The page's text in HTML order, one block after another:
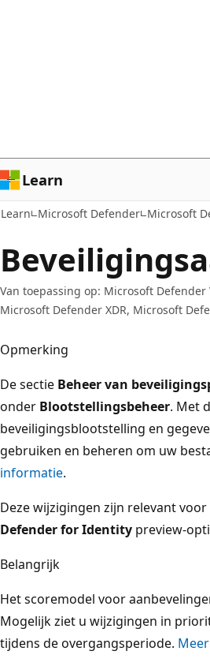
Learn
Learn Microsoft Defender Microsoft
Van toepassing op: Microsoft
Microsoft Defender XDR, Microsoft
Opmerking
De sectie Beheer van
onder Blootstellingsbeheer. Met
beveiligingsblootstelling en
gebruiken en beheren om uw
informatie.
Deze wijzigingen zijn relevant voor
Defender for Identity preview-
Belangrijk
Het scoremodel voor
Mogelijk ziet u wijzigingen in
tijdens de overgangsperiode.